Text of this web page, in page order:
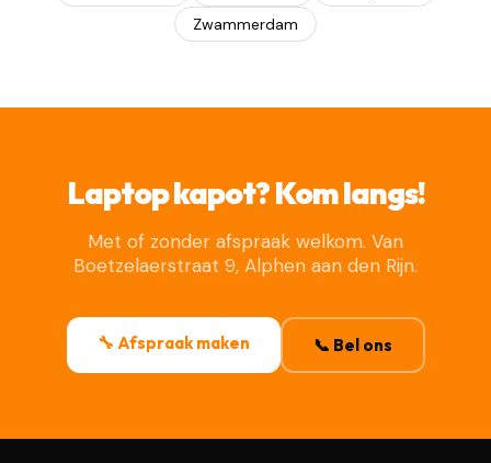
Zwammerdam
Laptop kapot? Kom langs!
Met of zonder afspraak welkom. Van
Boetzelaerstraat 9, Alphen aan den Rijn.
🔧 Afspraak maken 📞 Bel ons